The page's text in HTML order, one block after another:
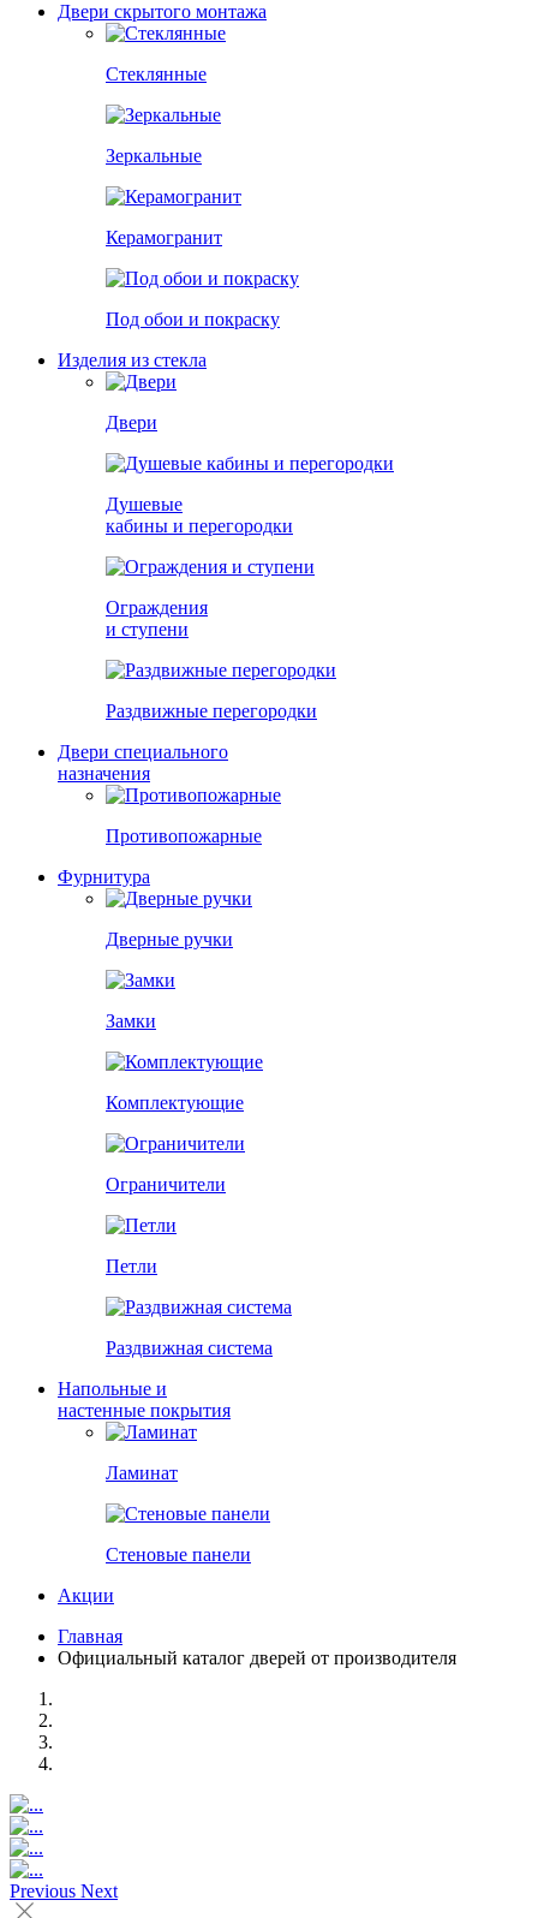
Двери скрытого монтажа
Стеклянные
Зеркальные
Керамогранит
Под обои и покраску
Изделия из стекла
Двери
Душевые
кабины и перегородки
Ограждения
и ступени
Раздвижные перегородки
Двери специального
назначения
Противопожарные
Фурнитура
Дверные ручки
Замки
Комплектующие
Ограничители
Петли
Раздвижная система
Напольные и
настенные покрытия
Ламинат
Стеновые панели
Акции
Главная
Официальный каталог дверей от производителя
Previous Next